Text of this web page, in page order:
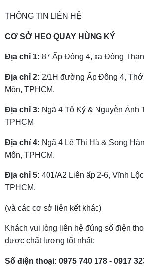
THÔNG TIN LIÊN HỆ
CƠ SỞ HEO QUAY HÙNG KÝ
Địa chỉ 1: 87 Ấp Đông 4, xã Đông
Địa chỉ 2: 2/1H đường Ấp Đông 4,
Môn, TPHCM.
Địa chỉ 3: Ngã 4 Tô Ký & Nguyễn Ảnh
TPHCM
Địa chỉ 4: Ngã 4 Lê Thị Hà & Song
Môn, TPHCM.
Địa chỉ 5: 401/A2 Liên ấp 2-6, Vĩnh
TPHCM.
(và các cơ sở liên kết khác)
Khách vui lòng liên hệ đúng số điện
được chất lượng tốt nhất:
Số điện thoại: 0975 740 178 - 0917